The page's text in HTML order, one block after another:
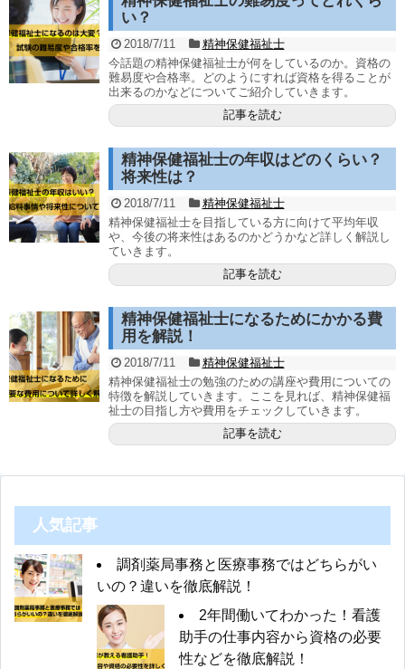
い？
2018/7/11
精神保健福祉士
今話題の精神保健福祉士が何をしているのか。資格の
難易度や合格率。どのようにすれば資格を得ることが
出来るのかなどについてご紹介していきます。
記事を読む
精神保健福祉士の年収はどのくらい？
将来性は？
2018/7/11
精神保健福祉士
精神保健福祉士を目指している方に向けて平均年収
や、今後の将来性はあるのかどうかなど詳しく解説し
ていきます。
記事を読む
精神保健福祉士になるためにかかる費
用を解説！
2018/7/11
精神保健福祉士
精神保健福祉士の勉強のための講座や費用についての
特徴を解説していきます。ここを見れば、精神保健福
祉士の目指し方や費用をチェックしていきます。
記事を読む
人気記事
調剤薬局事務と医療事務ではどちらがい
いの？違いを徹底解説！
2年間働いてわかった！看護
助手の仕事内容から資格の必要
性などを徹底解説！